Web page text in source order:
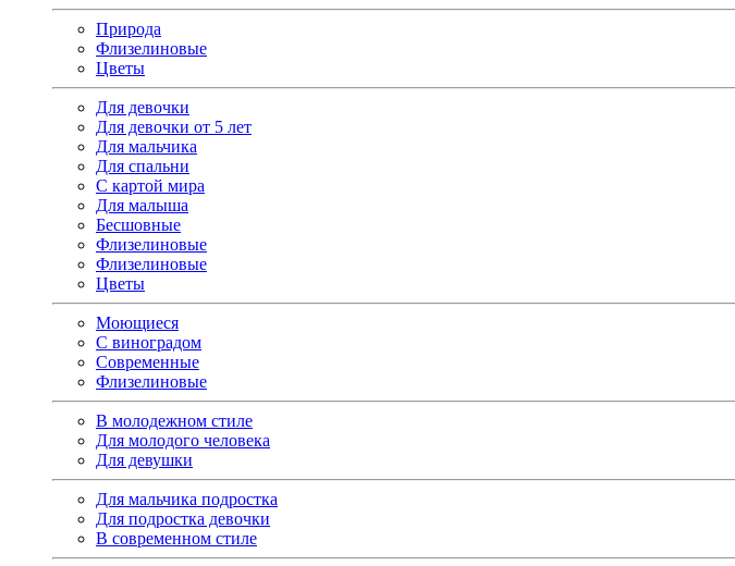
Природа
Флизелиновые
Цветы
Для девочки
Для девочки от 5 лет
Для мальчика
Для спальни
С картой мира
Для малыша
Бесшовные
Флизелиновые
Флизелиновые
Цветы
Моющиеся
С виноградом
Современные
Флизелиновые
В молодежном стиле
Для молодого человека
Для девушки
Для мальчика подростка
Для подростка девочки
В современном стиле